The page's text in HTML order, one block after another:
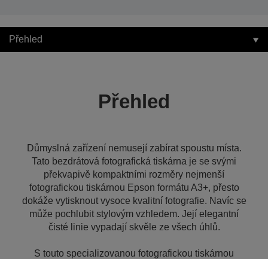
Přehled
Přehled
Důmyslná zařízení nemusejí zabírat spoustu místa.
Tato bezdrátová fotografická tiskárna je se svými
překvapivě kompaktními rozměry nejmenší
fotografickou tiskárnou Epson formátu A3+, přesto
dokáže vytisknout vysoce kvalitní fotografie. Navíc se
může pochlubit stylovým vzhledem. Její elegantní
čisté linie vypadají skvěle ze všech úhlů.
S touto specializovanou fotografickou tiskárnou